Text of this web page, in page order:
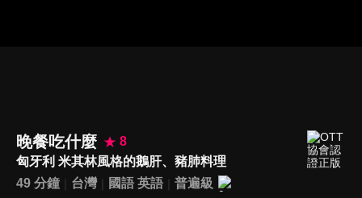
晚餐吃什麼
8
匈牙利 米其林風格的鵝肝、豬肺料理
49 分鐘
台灣 國語 英語
普遍級